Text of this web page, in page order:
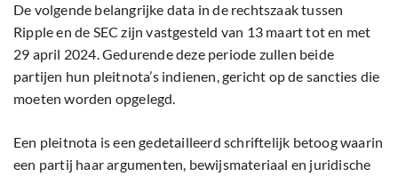
De volgende belangrijke data in de rechtszaak tussen
Ripple en de SEC zijn vastgesteld van 13 maart tot en met
29 april 2024. Gedurende deze periode zullen beide
partijen hun pleitnota’s indienen, gericht op de sancties die
moeten worden opgelegd.
Een pleitnota is een gedetailleerd schriftelijk betoog waarin
een partij haar argumenten, bewijsmateriaal en juridische